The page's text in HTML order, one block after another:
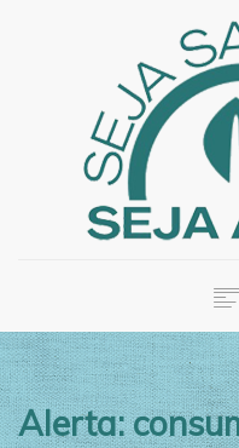
HOME
SOBRE A ATUAL
NOSSOS SERVIÇOS
Alerta: